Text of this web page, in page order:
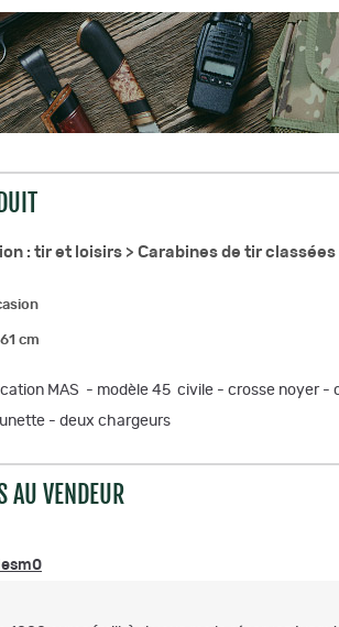
: tir et loisirs > Carabines de tir
61 cm
MAS - modèle 45 civile - crosse noyer
- deux chargeurs
AU VENDEUR